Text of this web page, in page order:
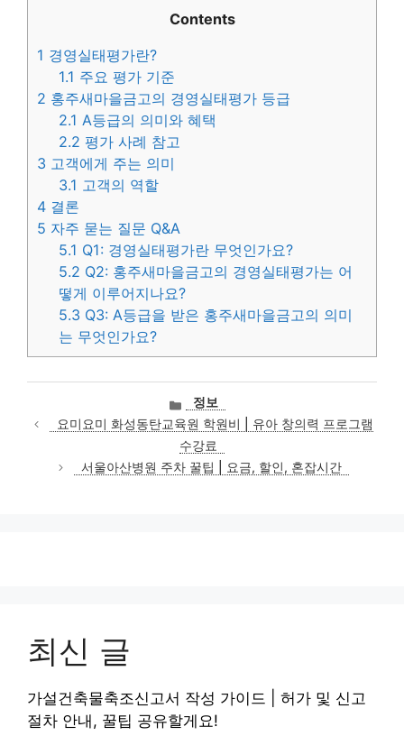
Contents
1 경영실태평가란?
1.1 주요 평가 기준
2 홍주새마을금고의 경영실태평가 등급
2.1 A등급의 의미와 혜택
2.2 평가 사례 참고
3 고객에게 주는 의미
3.1 고객의 역할
4 결론
5 자주 묻는 질문 Q&A
5.1 Q1: 경영실태평가란 무엇인가요?
5.2 Q2: 홍주새마을금고의 경영실태평가는 어
떻게 이루어지나요?
5.3 Q3: A등급을 받은 홍주새마을금고의 의미
는 무엇인가요?
카
테
고
리
정보
요미요미 화성동탄교육원 학원비 | 유아 창의력 프로그램
수강료
서울아산병원 주차 꿀팁 | 요금, 할인, 혼잡시간
최신 글
가설건축물축조신고서 작성 가이드 | 허가 및 신고
절차 안내, 꿀팁 공유할게요!